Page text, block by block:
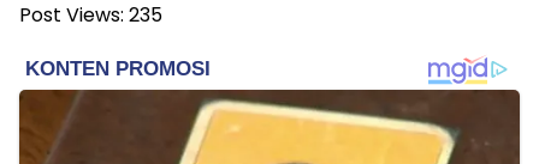
Post Views: 235